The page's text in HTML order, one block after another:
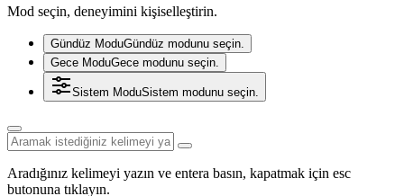
Mod seçin, deneyimini kişiselleştirin.
Gündüz ModuGündüz modunu seçin.
Gece ModuGece modunu seçin.
Sistem ModuSistem modunu seçin.
Aradığınız kelimeyi yazın ve entera basın, kapatmak için esc
butonuna tıklayın.